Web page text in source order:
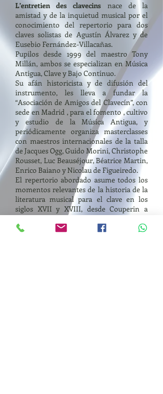
L’entretien des clavecins nace de la
amistad y de la inquietud musical por el
conocimiento del repertorio para dos
claves solistas de Agustín Álvarez y de
Eusebio Fernández-Villacañas.
Pupilos desde 1999 del maestro Tony
Millán, ambos se especializan en Música
Antigua, Clave y Bajo Contínuo.
Su afán historicista y de difusión del
instrumento, les lleva a fundar la
“Asociación de Amigos del Clavecín”, con
sede en Madrid , para el fomento , cultivo
y estudio de la Música Antigua, y
periódicamente organiza masterclasses
con maestros internacionales de la talla
de Jacques Ogg, Guido Morini, Christophe
Rousset, Luc Beauséjour, Béatrice Martin,
Enrico Baiano y Nicolau de Figueiredo.
El repertorio abordado asume todos los
momentos relevantes de la historia de la
literatura musical para el clave en los
siglos XVII y XVIII, desde Couperin a
Rameau, pasando por el insigne músico
español Antonio Soler.